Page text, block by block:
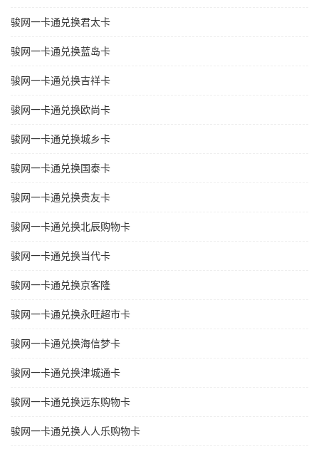
骏网一卡通兑换君太卡
骏网一卡通兑换蓝岛卡
骏网一卡通兑换吉祥卡
骏网一卡通兑换欧尚卡
骏网一卡通兑换城乡卡
骏网一卡通兑换国泰卡
骏网一卡通兑换贵友卡
骏网一卡通兑换北辰购物卡
骏网一卡通兑换当代卡
骏网一卡通兑换京客隆
骏网一卡通兑换永旺超市卡
骏网一卡通兑换海信梦卡
骏网一卡通兑换津城通卡
骏网一卡通兑换远东购物卡
骏网一卡通兑换人人乐购物卡